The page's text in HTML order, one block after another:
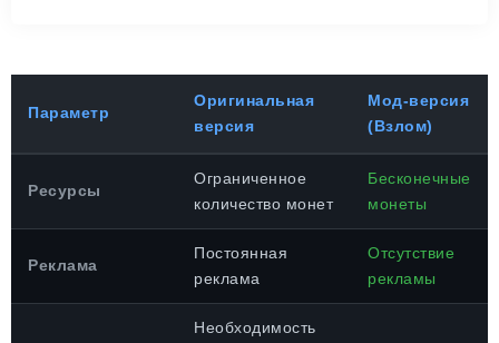
Параметр
Оригинальная
версия
Мод-версия
(Взлом)
Ресурсы
Ограниченное
количество монет
Бесконечные
монеты
Реклама
Постоянная
реклама
Отсутствие
рекламы
Необходимость